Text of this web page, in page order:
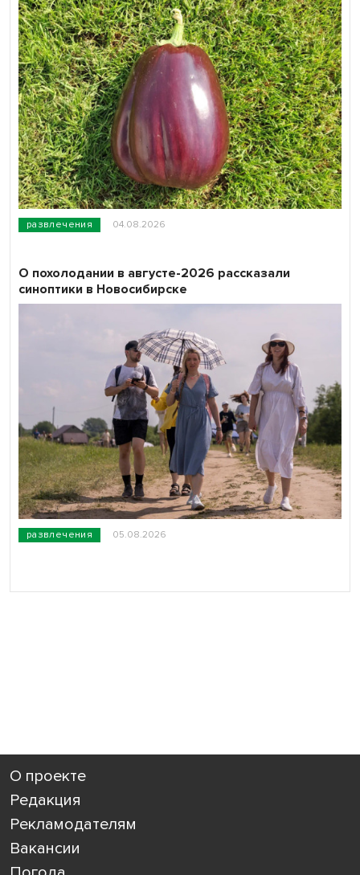
развлечения 04.08.2026
развлечения 05.08.2026
О похолодании в августе-2026 рассказали
синоптики в Новосибирске
О проекте
Редакция
Рекламодателям
Вакансии